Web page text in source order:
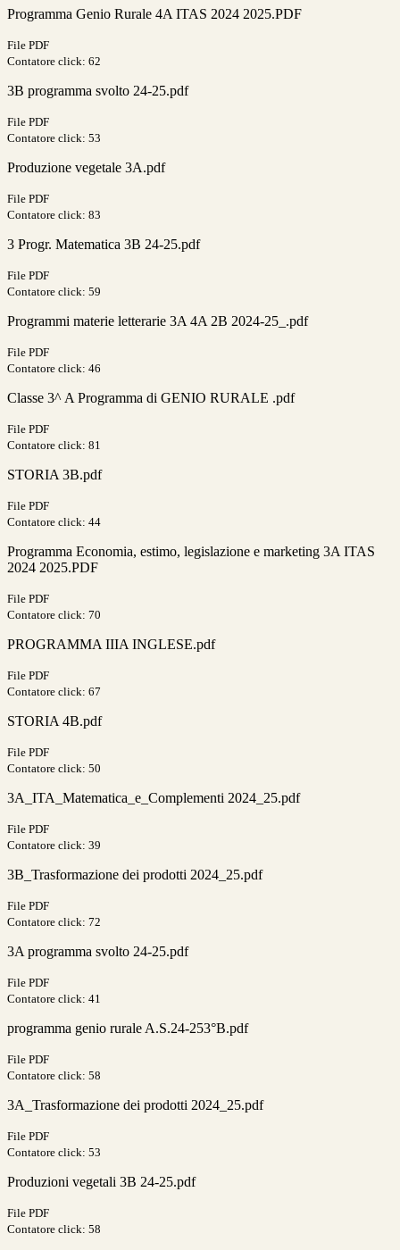
Programma Genio Rurale 4A ITAS 2024 2025.PDF
File PDF
Contatore click: 62
3B programma svolto 24-25.pdf
File PDF
Contatore click: 53
Produzione vegetale 3A.pdf
File PDF
Contatore click: 83
3 Progr. Matematica 3B 24-25.pdf
File PDF
Contatore click: 59
Programmi materie letterarie 3A 4A 2B 2024-25_.pdf
File PDF
Contatore click: 46
Classe 3^ A Programma di GENIO RURALE .pdf
File PDF
Contatore click: 81
STORIA 3B.pdf
File PDF
Contatore click: 44
Programma Economia, estimo, legislazione e marketing 3A ITAS
2024 2025.PDF
File PDF
Contatore click: 70
PROGRAMMA IIIA INGLESE.pdf
File PDF
Contatore click: 67
STORIA 4B.pdf
File PDF
Contatore click: 50
3A_ITA_Matematica_e_Complementi 2024_25.pdf
File PDF
Contatore click: 39
3B_Trasformazione dei prodotti 2024_25.pdf
File PDF
Contatore click: 72
3A programma svolto 24-25.pdf
File PDF
Contatore click: 41
programma genio rurale A.S.24-253°B.pdf
File PDF
Contatore click: 58
3A_Trasformazione dei prodotti 2024_25.pdf
File PDF
Contatore click: 53
Produzioni vegetali 3B 24-25.pdf
File PDF
Contatore click: 58